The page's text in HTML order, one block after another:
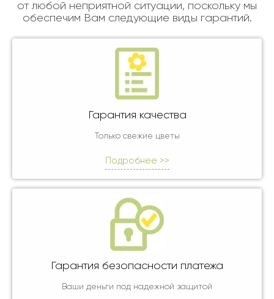
от любой неприятной ситуации, поскольку мы
обеспечим Вам следующие виды гарантий.
Гарантия качества
Только свежие цветы
Подробнее >>
Гарантия безопасности платежа
Ваши деньги под надежной защитой